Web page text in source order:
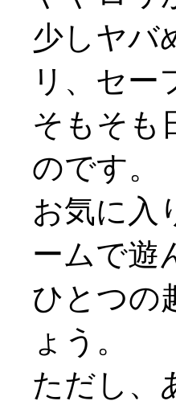
少しヤバ
リ、セー
そもそも
のです。
お気に入
ームで遊
ひとつの
ょう。
ただし、